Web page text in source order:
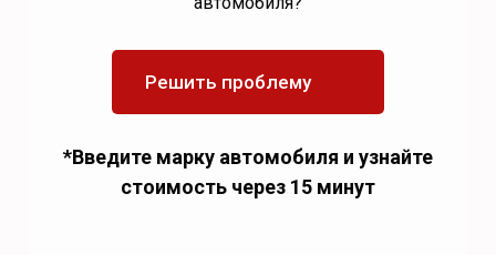
Решить проблему
*Введите марку автомобиля и узнайте
стоимость через 15 минут